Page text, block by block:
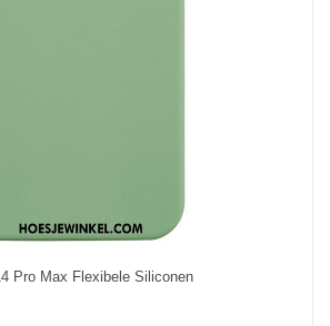
Pro Max Flexibele Siliconen